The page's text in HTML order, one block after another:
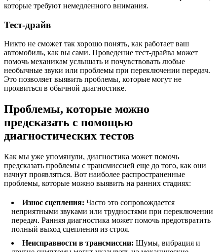
которые требуют немедленного внимания.
Тест-драйв
Никто не сможет так хорошо понять, как работает ваш
автомобиль, как вы сами. Проведение тест-драйва может
помочь механикам услышать и почувствовать любые
необычные звуки или проблемы при переключении передач.
Это позволяет выявить проблемы, которые могут не
проявиться в обычной диагностике.
Проблемы, которые можно
предсказать с помощью
диагностических тестов
Как мы уже упомянули, диагностика может помочь
предсказать проблемы с трансмиссией еще до того, как они
начнут проявляться. Вот наиболее распространенные
проблемы, которые можно выявить на ранних стадиях:
Износ сцепления: Часто это сопровождается
неприятными звуками или трудностями при переключении
передач. Ранняя диагностика может помочь предотвратить
полный выход сцепления из строя.
Неисправности в трансмиссии: Шумы, вибрация и